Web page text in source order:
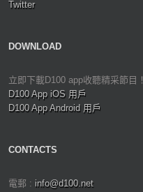
Twitter
DOWNLOAD
立即下載D100 app收聽精采節目！
D100 App iOS 用戶
D100 App Android 用戶
CONTACTS
電郵 : info@d100.net